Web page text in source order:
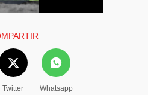
Twitter Whatsapp